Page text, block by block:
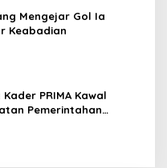
Mengejar Gol Ia
Keabadian
PRIMA Kawal
Pemerintahan